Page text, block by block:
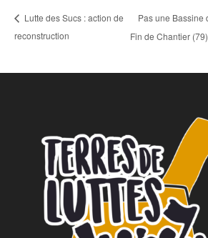
Lutte des Sucs : action de
reconstruction
Pas une Bassine
Fin de Chantier (79)